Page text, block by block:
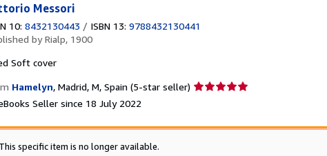
Messori
10: 8432130443 / ISBN 13: 9788432130441
byRialp, 1900
Soft cover
Hamelyn, Madrid, M, Spain (5-star seller) Seller
out
Seller since 18 July 2022
This specific item is no longer available.